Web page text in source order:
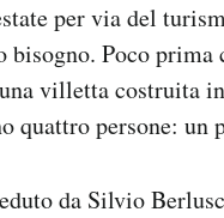
per via del
bisogno. Poco
villetta costruita
quattro persone: un
da Silvio